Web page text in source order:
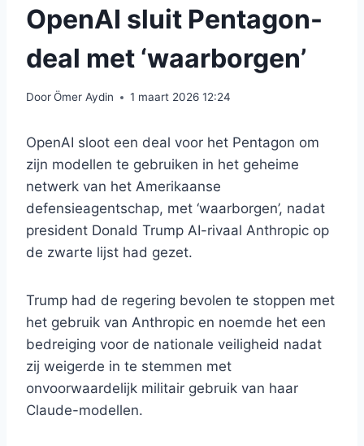
OpenAI sluit Pentagon-
deal met ‘waarborgen’
DoorÖmer Aydin 1 maart 2026 12:24
OpenAI sloot een deal voor het Pentagon om
zijn modellen te gebruiken in het geheime
netwerk van het Amerikaanse
defensieagentschap, met ‘waarborgen’, nadat
president Donald Trump AI-rivaal Anthropic op
de zwarte lijst had gezet.
Trump had de regering bevolen te stoppen met
het gebruik van Anthropic en noemde het een
bedreiging voor de nationale veiligheid nadat
zij weigerde in te stemmen met
onvoorwaardelijk militair gebruik van haar
Claude-modellen.